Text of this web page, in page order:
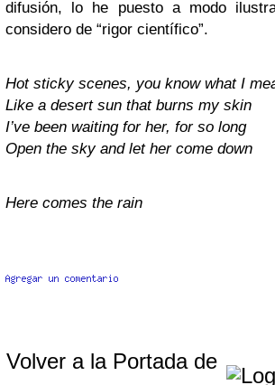
difusión, lo he puesto a modo
considero de “rigor científico”.
Hot sticky scenes, you know what I
Like a desert sun that burns my skin
I’ve been waiting for her, for so long
Open the sky and let her come down
Here comes the rain
Volver a la Portada de